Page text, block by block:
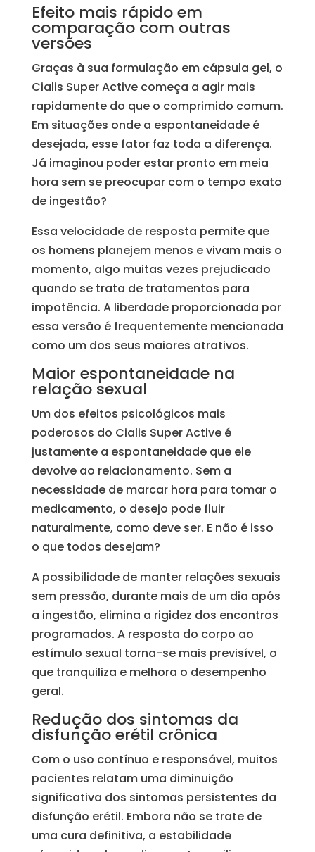
Efeito mais rápido em
comparação com outras
versões
Graças à sua formulação em cápsula gel, o
Cialis Super Active começa a agir mais
rapidamente do que o comprimido comum.
Em situações onde a espontaneidade é
desejada, esse fator faz toda a diferença.
Já imaginou poder estar pronto em meia
hora sem se preocupar com o tempo exato
de ingestão?
Essa velocidade de resposta permite que
os homens planejem menos e vivam mais o
momento, algo muitas vezes prejudicado
quando se trata de tratamentos para
impotência. A liberdade proporcionada por
essa versão é frequentemente mencionada
como um dos seus maiores atrativos.
Maior espontaneidade na
relação sexual
Um dos efeitos psicológicos mais
poderosos do Cialis Super Active é
justamente a espontaneidade que ele
devolve ao relacionamento. Sem a
necessidade de marcar hora para tomar o
medicamento, o desejo pode fluir
naturalmente, como deve ser. E não é isso
o que todos desejam?
A possibilidade de manter relações sexuais
sem pressão, durante mais de um dia após
a ingestão, elimina a rigidez dos encontros
programados. A resposta do corpo ao
estímulo sexual torna-se mais previsível, o
que tranquiliza e melhora o desempenho
geral.
Redução dos sintomas da
disfunção erétil crônica
Com o uso contínuo e responsável, muitos
pacientes relatam uma diminuição
significativa dos sintomas persistentes da
disfunção erétil. Embora não se trate de
uma cura definitiva, a estabilidade